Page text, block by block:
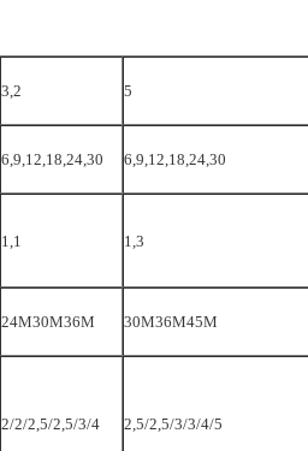
3,2 5
6,9,12,18,24,30 6,9,12,18,24,30
1,1 1,3
24М30М36М 30М36М45М
2/2/2,5/2,5/3/4 2,5/2,5/3/3/4/5